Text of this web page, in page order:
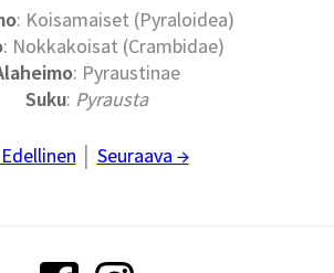
: Koisamaiset (Pyraloidea)
: Nokkakoisat (Crambidae)
: Pyraustinae
Suku: Pyrausta
Seuraava →